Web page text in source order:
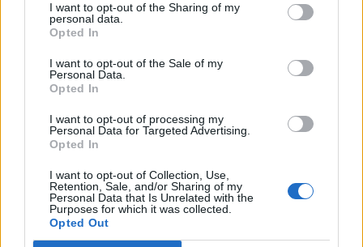
I want to opt-out of the Sharing of my
personal data.
Opted In
I want to opt-out of the Sale of my
Personal Data.
Opted In
I want to opt-out of processing my
Personal Data for Targeted Advertising.
Opted In
I want to opt-out of Collection, Use,
Retention, Sale, and/or Sharing of my
Personal Data that Is Unrelated with the
Purposes for which it was collected.
Opted Out
Bociaa:Dr00py serata buona a te mio caro Bro 🌙🤗
6 Luglio alle ore 21:10
·Ti stimo·Rispondi
Isabo
1